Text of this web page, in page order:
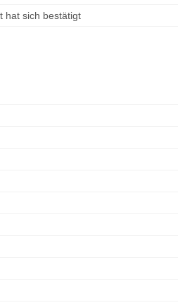
hat sich bestätigt